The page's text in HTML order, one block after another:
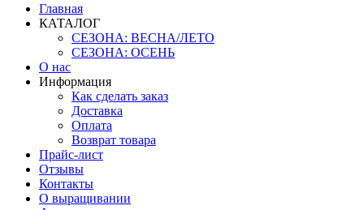
Главная
КАТАЛОГ
СЕЗОНА: ВЕСНА/ЛЕТО
СЕЗОНА: ОСЕНЬ
О нас
Информация
Как сделать заказ
Доставка
Оплата
Возврат товара
Прайс-лист
Отзывы
Контакты
О выращивании